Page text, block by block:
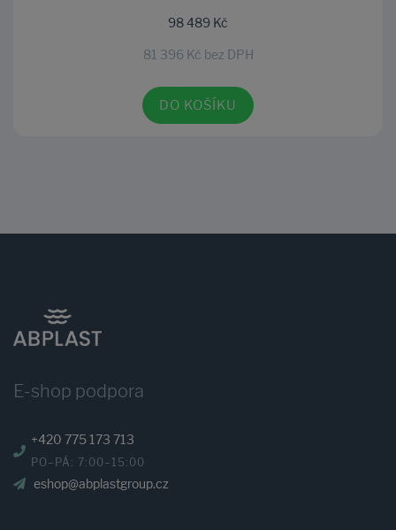
98 489 Kč
81 396 Kč bez DPH
DO KOŠÍKU
E-shop podpora
+420 775 173 713
PO–PÁ: 7:00–15:00
eshop@abplastgroup.cz